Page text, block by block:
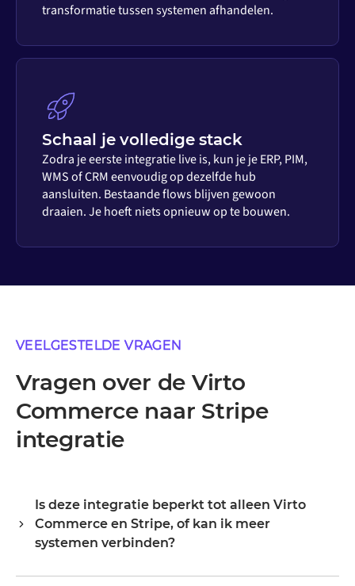
transformatie tussen systemen afhandelen.
Schaal je volledige stack
Zodra je eerste integratie live is, kun je je ERP, PIM,
WMS of CRM eenvoudig op dezelfde hub
aansluiten. Bestaande flows blijven gewoon
draaien. Je hoeft niets opnieuw op te bouwen.
VEELGESTELDE VRAGEN
Vragen over de Virto
Commerce naar Stripe
integratie
Is deze integratie beperkt tot alleen Virto
Commerce en Stripe, of kan ik meer
systemen verbinden?